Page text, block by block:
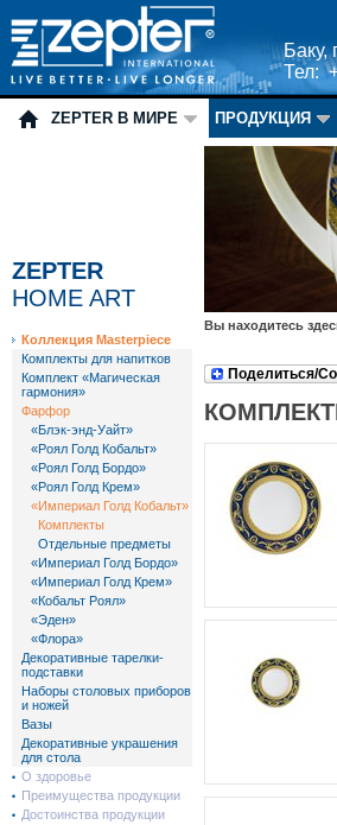
Баку,
Тел:
ZEPTER В МИРЕ ПРОДУКЦИЯ
ZEPTER
HOME ART
Коллекция Masterpiece
Комплекты для напитков
Комплект «Магическая
гармония»
Фарфор
«Блэк-энд-Уайт»
«Роял Голд Кобальт»
«Роял Голд Бордо»
«Роял Голд Крем»
«Империал Голд Кобальт»
Комплекты
Отдельные предметы
«Империал Голд Бордо»
«Империал Голд Крем»
«Кобальт Роял»
«Эден»
«Флора»
Декоративные тарелки-
подставки
Наборы столовых приборов
и ножей
Вазы
Декоративные украшения
для стола
О здоровье
Преимущества продукции
Достоинства продукции
Вы находитесь
Поделиться/